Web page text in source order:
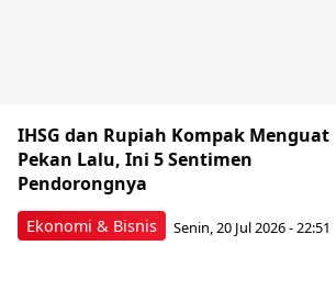
Ekonomi & Bisnis
IHSG dan Rupiah Kompak Menguat
Pekan Lalu, Ini 5 Sentimen
Pendorongnya
Senin, 20 Jul 2026 - 22:51